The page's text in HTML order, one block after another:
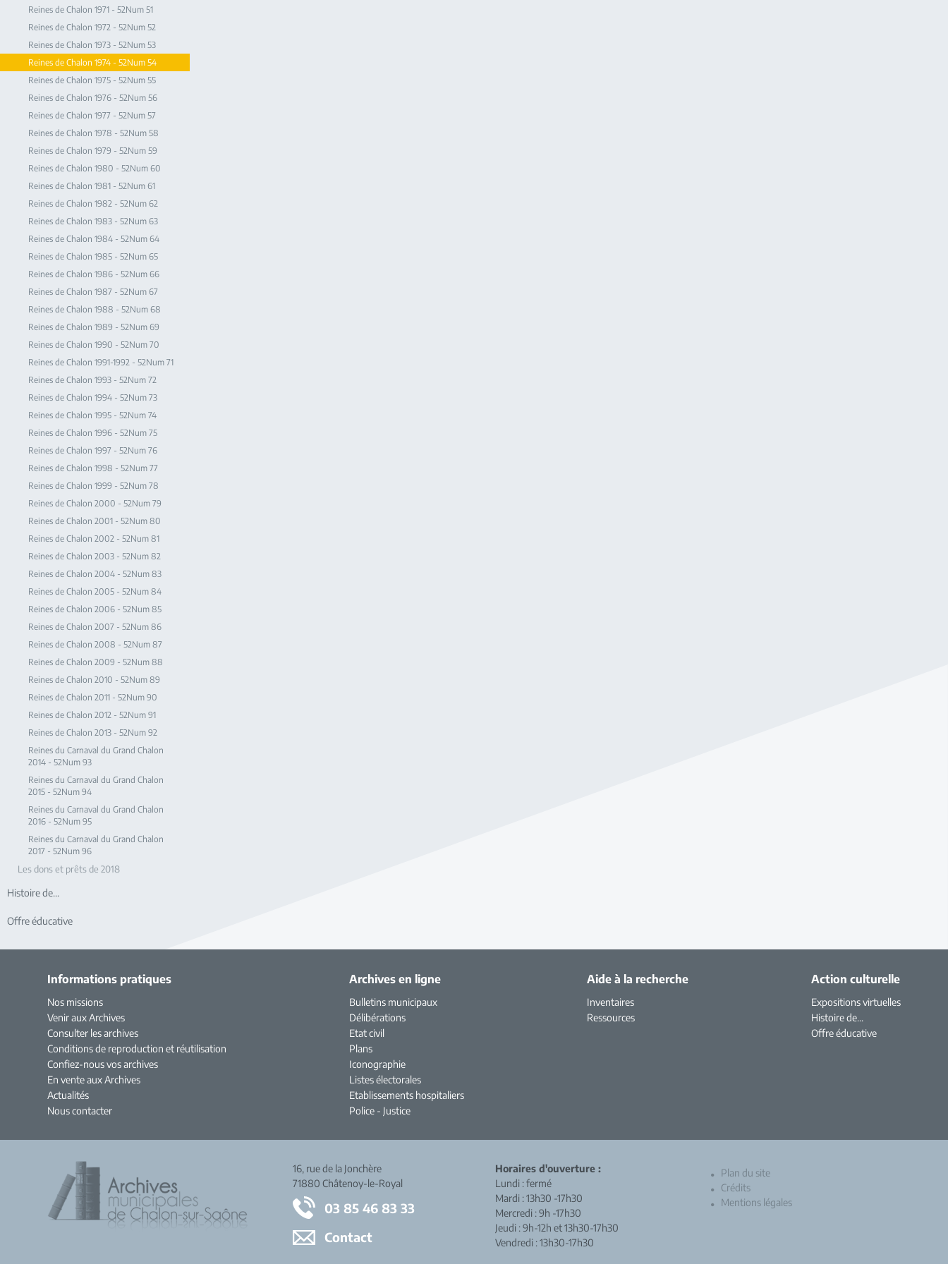
Reines de Chalon 1971 - 52Num 51
Reines de Chalon 1972 - 52Num 52
Reines de Chalon 1973 - 52Num 53
Reines de Chalon 1974 - 52Num 54
Reines de Chalon 1975 - 52Num 55
Reines de Chalon 1976 - 52Num 56
Reines de Chalon 1977 - 52Num 57
Reines de Chalon 1978 - 52Num 58
Reines de Chalon 1979 - 52Num 59
Reines de Chalon 1980 - 52Num 60
Reines de Chalon 1981 - 52Num 61
Reines de Chalon 1982 - 52Num 62
Reines de Chalon 1983 - 52Num 63
Reines de Chalon 1984 - 52Num 64
Reines de Chalon 1985 - 52Num 65
Reines de Chalon 1986 - 52Num 66
Reines de Chalon 1987 - 52Num 67
Reines de Chalon 1988 - 52Num 68
Reines de Chalon 1989 - 52Num 69
Reines de Chalon 1990 - 52Num 70
Reines de Chalon 1991-1992 - 52Num 71
Reines de Chalon 1993 - 52Num 72
Reines de Chalon 1994 - 52Num 73
Reines de Chalon 1995 - 52Num 74
Reines de Chalon 1996 - 52Num 75
Reines de Chalon 1997 - 52Num 76
Reines de Chalon 1998 - 52Num 77
Reines de Chalon 1999 - 52Num 78
Reines de Chalon 2000 - 52Num 79
Reines de Chalon 2001 - 52Num 80
Reines de Chalon 2002 - 52Num 81
Reines de Chalon 2003 - 52Num 82
Reines de Chalon 2004 - 52Num 83
Reines de Chalon 2005 - 52Num 84
Reines de Chalon 2006 - 52Num 85
Reines de Chalon 2007 - 52Num 86
Reines de Chalon 2008 - 52Num 87
Reines de Chalon 2009 - 52Num 88
Reines de Chalon 2010 - 52Num 89
Reines de Chalon 2011 - 52Num 90
Reines de Chalon 2012 - 52Num 91
Reines de Chalon 2013 - 52Num 92
Reines du Carnaval du Grand Chalon
2014 - 52Num 93
Reines du Carnaval du Grand Chalon
2015 - 52Num 94
Reines du Carnaval du Grand Chalon
2016 - 52Num 95
Reines du Carnaval du Grand Chalon
2017 - 52Num 96
Les dons et prêts de 2018
Histoire de...
Offre éducative
Informations pratiques
Nos missions
Venir aux Archives
Consulter les archives
Conditions de reproduction et réutilisation
Confiez-nous vos archives
En vente aux Archives
Actualités
Nous contacter
Archives en ligne
Bulletins municipaux
Délibérations
Etat civil
Plans
Iconographie
Listes électorales
Etablissements hospitaliers
Police - Justice
Aide à la recherche
Inventaires
Ressources
Action culturelle
Expositions virtuelles
Histoire de...
Offre éducative
16, rue de la Jonchère
71880 Châtenoy-le-Royal
03 85 46 83 33
Contact
Horaires d'ouverture :
Lundi : fermé
Mardi : 13h30 -17h30
Mercredi : 9h -17h30
Jeudi : 9h-12h et 13h30-17h30
Vendredi : 13h30-17h30
Plan du site
Crédits
Mentions légales